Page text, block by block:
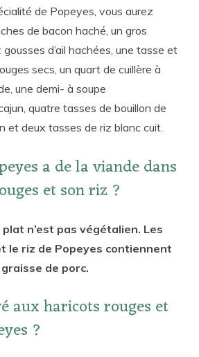
de Popeyes, vous aurez
de bacon haché, un gros
d’ail hachées, une tasse et
secs, un quart de cuillère à
une demi- à soupe
quatre tasses de bouillon de
et deux tasses de riz blanc cuit.
a de la viande dans
et son riz ?
plat n’est pas végétalien. Les
le riz de Popeyes contiennent
de porc.
aux haricots rouges et
?